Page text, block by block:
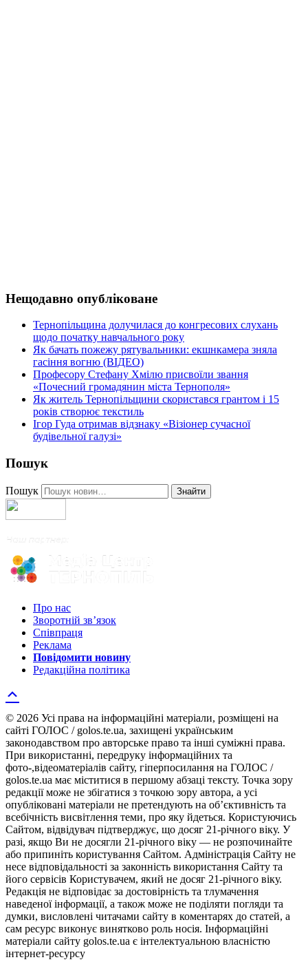
Нещодавно опубліковане
Тернопільщина долучилася до конгресових слухань
щодо початку навчального року
Як бачать пожежу рятувальники: екшнкамера зняла
гасіння вогню (ВІДЕО)
Професору Стефану Хмілю присвоїли звання
«Почесний громадянин міста Тернополя»
Як житель Тернопільщини скористався грантом і 15
років створює текстиль
Ігор Гуда отримав відзнаку «Візіонер сучасної
будівельної галузі»
Пошук
Пошук Знайти
Про нас
Зворотній зв’язок
Співпраця
Реклама
Повідомити новину
Редакційна політика
© 2026 Усі права на інформаційні матеріали, розміщені на
сайті ГОЛОС / golos.te.ua, захищені українським
законодавством про авторське право та інші суміжні права.
При використанні, передруку інформаційних та
фото-,відеоматеріалів сайту, гіперпосилання на ГОЛОС /
golos.te.ua має міститися в першому абзаці тексту. Точка зору
редакції може не збігатися з точкою зору автора, а усі
опубліковані матеріали не претендують на об’єктивність та
всебічність висвітлення теми, про яку йдеться. Користуючись
Сайтом, відвідувач підтверджує, що досяг 21-річного віку. У
разі, якщо Ви не досягли 21-річного віку — не розпочинайте
або припиніть користування Сайтом. Адміністрація Сайту не
несе відповідальності за законність використання Сайту та
його сервісів Користувачем, який не досяг 21-річного віку.
Редакція не відповідає за достовірність та тлумачення
наведеної інформації, а також може не поділяти погляди та
думки, висловлені читачами сайту в коментарях до статей, а
сам ресурс виконує винятково роль носія. Інформаційні
матеріали сайту golos.te.ua є інтелектуальною власністю
інтернет-ресурсу